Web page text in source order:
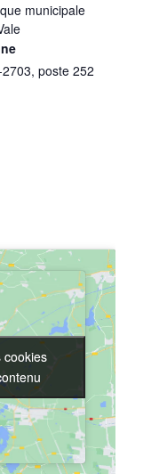
municipale
poste 252
cookies
cookies